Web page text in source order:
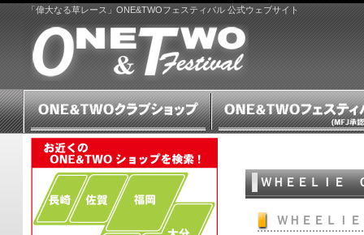
「偉大なる草レース」ONE&TWOフェスティバル 公式ウェブサイト
ＷＨＥＥＬＩＥ
ＷＨＥＥＬＩ